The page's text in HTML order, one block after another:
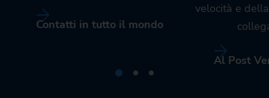
Contatti in tutto il mondo
velocità e
Al Post